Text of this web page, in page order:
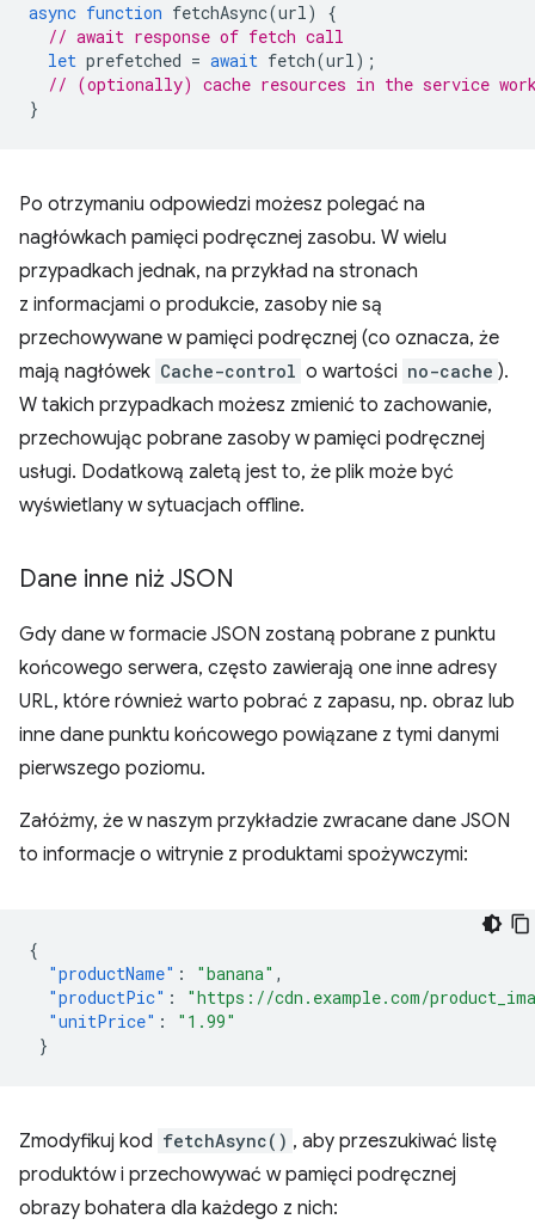
async function fetchAsync(url)
{
// await response of fetch call
let prefetched = await fetch(url);
// (optionally) cache resources in the service
}
Po otrzymaniu odpowiedzi możesz polegać na
nagłówkach pamięci podręcznej zasobu. W wielu
przypadkach jednak, na przykład na stronach
z informacjami o produkcie, zasoby nie są
przechowywane w pamięci podręcznej (co oznacza, że
mają nagłówek Cache-control o wartości no-cache ).
W takich przypadkach możesz zmienić to zachowanie,
przechowując pobrane zasoby w pamięci podręcznej
usługi. Dodatkową zaletą jest to, że plik może być
wyświetlany w sytuacjach offline.
Dane inne niż JSON
Gdy dane w formacie JSON zostaną pobrane z punktu
końcowego serwera, często zawierają one inne adresy
URL, które również warto pobrać z zapasu, np. obraz lub
inne dane punktu końcowego powiązane z tymi danymi
pierwszego poziomu.
Załóżmy, że w naszym przykładzie zwracane dane JSON
to informacje o witrynie z produktami spożywczymi:
{
"productName" : "banana" ,
"productPic" :
"https://cdn.example.com/
"unitPrice" :
"1.99"
}
Zmodyfikuj kod fetchAsync() , aby przeszukiwać listę
produktów i przechowywać w pamięci podręcznej
obrazy bohatera dla każdego z nich: